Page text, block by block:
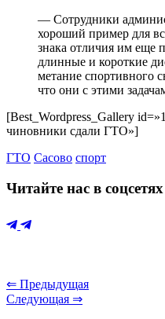
— Сотрудники
хороший пример для
знака отличия им еще
длинные и короткие
метание спортивного
что они с этими
[Best_Wordpress_Gallery
чиновники сдали ГТО»]
ГТО Сасово спорт
Читайте нас в соцсетях
⇐ Предыдущая
Следующая ⇒